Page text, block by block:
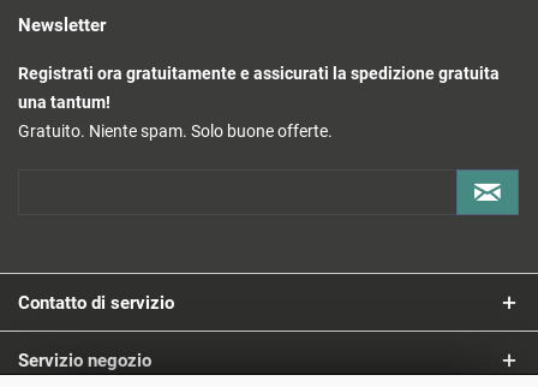
Newsletter
Registrati ora gratuitamente e assicurati la spedizione gratuita
una tantum!
Gratuito. Niente spam. Solo buone offerte.
Contatto di servizio
Servizio negozio